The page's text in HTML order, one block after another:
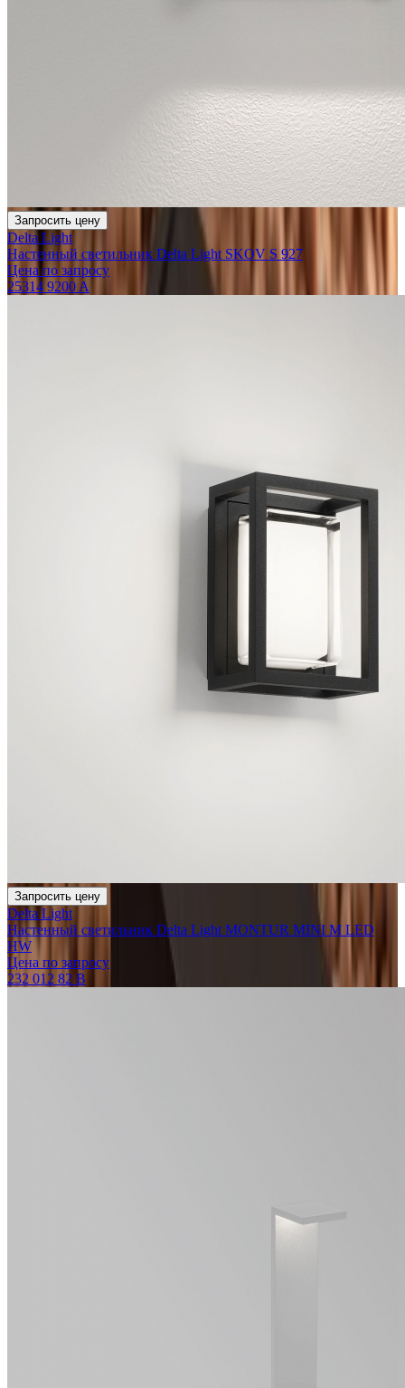
Запросить цену
Delta Light
Настенный светильник Delta Light SKOV S 927
Цена по запросу
25314 9200 A
Запросить цену
Delta Light
Настенный светильник Delta Light MONTUR MINI M LED
HW
Цена по запросу
232 012 82 B